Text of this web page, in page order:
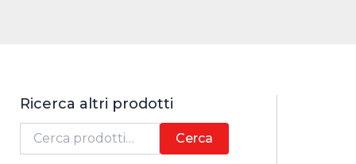
Ricerca altri prodotti
Cerca